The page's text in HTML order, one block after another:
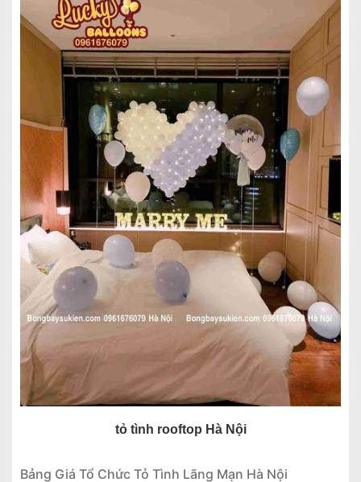
tỏ tình rooftop Hà Nội
Bảng Giá Tổ Chức Tỏ Tình Lãng Mạn Hà Nội